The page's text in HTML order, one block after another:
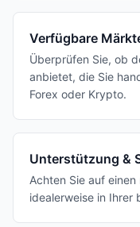
Verfügbare
Überprüfen Sie, ob
anbietet, die Sie
Forex oder Krypto.
Unterstützung &
Achten Sie auf
idealerweise in Ihrer